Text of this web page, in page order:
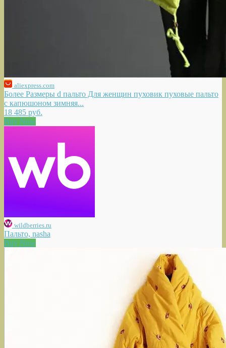
aliexpress.com
Более Размеры d пальто Для женщин пуховик пуховые пальто
с капюшоном зимняя...
18 485 руб.
Buy Now
wildberries.ru
Пальто, nasha
Buy Now